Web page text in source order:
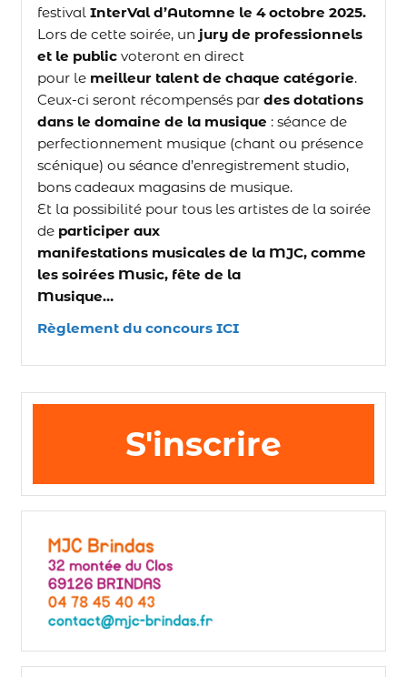
festival InterVal d’Automne le 4 octobre 2025.
Lors de cette soirée, un jury de professionnels
et le publicvoteront en direct
pour le meilleur talent de chaque catégorie.
Ceux-ci seront récompensés par des dotations
dans le domaine de la musique : séance de
perfectionnement musique (chant ou présence
scénique) ou séance d’enregistrement studio,
bons cadeaux magasins de musique.
Et la possibilité pour tous les artistes de la soirée
de participer aux
manifestations musicales de la MJC, comme
les soirées Music, fête de la
Musique…
Règlement du concours ICI
S'inscrire